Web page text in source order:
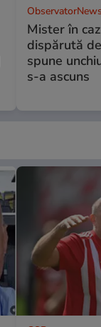
Mister în
dispărută
spune
s-a ascuns